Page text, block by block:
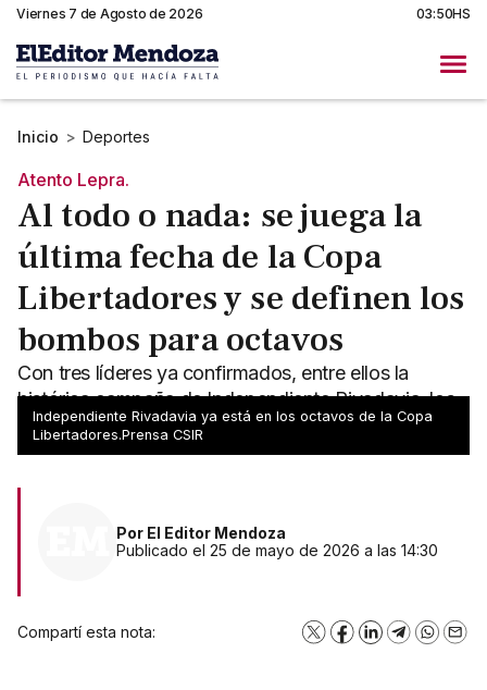
Viernes 7 de Agosto de 2026 03:50HS
Inicio > Deportes
Atento Lepra.
Al todo o nada: se juega la
última fecha de la Copa
Libertadores y se definen los
bombos para octavos
Con tres líderes ya confirmados, entre ellos la
histórica campaña de Independiente Rivadavia, los
clubes argentinos sacan la calculadora.
Independiente Rivadavia ya está en los octavos de la Copa
Libertadores.Prensa CSIR
Por El Editor Mendoza
Publicado el 25 de mayo de 2026 a las 14:30
Compartí esta nota: X Facebook
LinkedInTelegram